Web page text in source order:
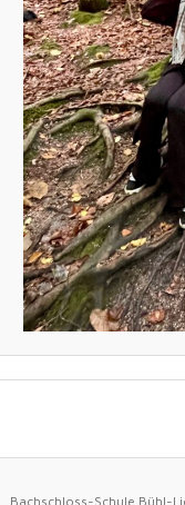
Bachschloss-Schule Bühl-